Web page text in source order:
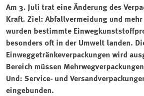
Am 3. Juli trat eine Änderung des
Kraft. Ziel: Abfallvermeidung und
wurden bestimmte
besonders oft in der Umwelt landen.
Einweggetränkeverpackungen wird
Bereich müssen
Und: Service- und
eingebunden.